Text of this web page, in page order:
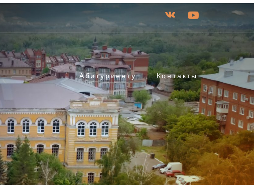
Абитуриенту Контакты